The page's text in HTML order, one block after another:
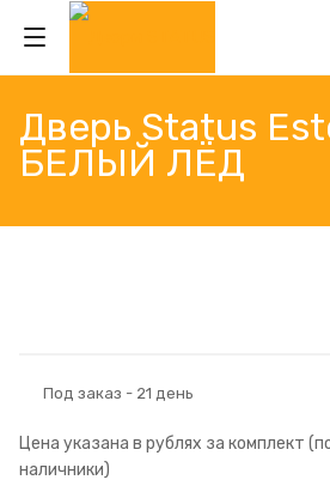
Дверь Status
БЕЛЫЙ ЛЁД
Под заказ - 21 день
Цена указана в рублях за комплект
наличники)